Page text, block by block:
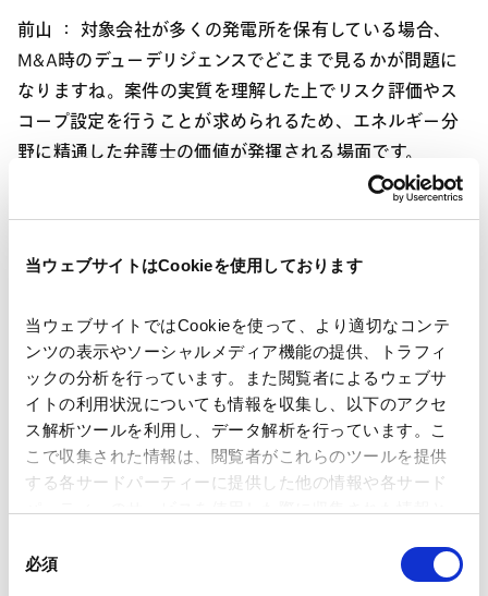
当ウェブサイトはCookieを使用しております
当ウェブサイトではCookieを使って、より適切なコンテ
ンツの表示やソーシャルメディア機能の提供、トラフィ
ックの分析を行っています。また閲覧者によるウェブサ
イトの利用状況についても情報を収集し、以下のアクセ
ス解析ツールを利用し、データ解析を行っています。こ
こで収集された情報は、閲覧者がこれらのツールを提供
する各サードパーティーに提供した他の情報や各サード
ことがあります。
必須
前山 ： 対象会社が多くの発電所を保有している場合、
M&A時のデューデリジェンスでどこまで見るかが問題に
なりますね。案件の実質を理解した上でリスク評価やス
コープ設定を行うことが求められるため、エネルギー分
野に精通した弁護士の価値が発揮される場面です。
髙橋 ：デューデリジェンスの手法も技術や案件タイプに
た知見があるため、ある程度リスク感が共有されてお
すいです。一方で、風力や蓄電池はまだ案件数が少ない
ため、同じようなアプローチは難しいと思います。
横井 ：投資主体によっても今後の動向は異なります。イ
ンフラファンドはエグジット前提で投資しているため、
今後もどこかの段階で売却に向けた動きをとることにな
業者による洋上風力分野での合弁会社設立のように、戦
略的提携を通じて規模を拡大する動きも、今後の市場環